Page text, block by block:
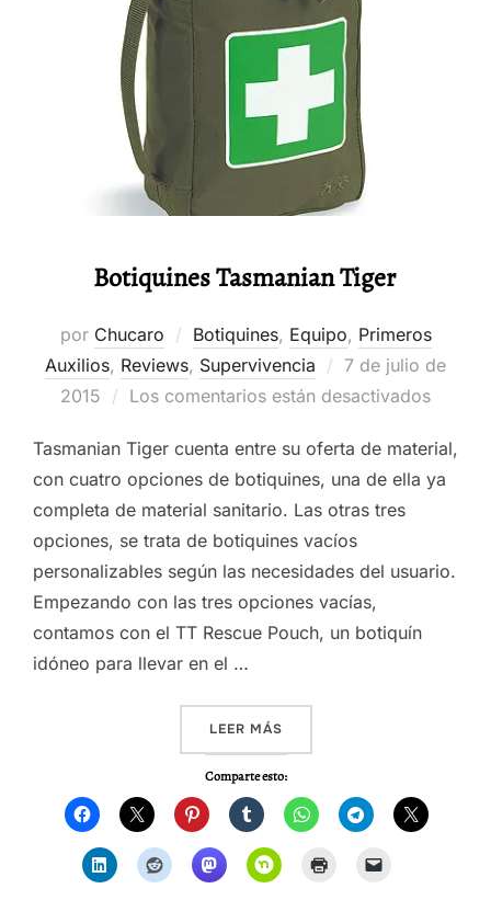
Botiquines Tasmanian Tiger
por Chucaro Botiquines, Equipo, Primeros
Auxilios, Reviews, Supervivencia
Publicado
el
7 de julio de
2015
Los comentarios están desactivados
Tasmanian Tiger cuenta entre su oferta de material,
con cuatro opciones de botiquines, una de ella ya
completa de material sanitario. Las otras tres
opciones, se trata de botiquines vacíos
personalizables según las necesidades del usuario.
Empezando con las tres opciones vacías,
contamos con el TT Rescue Pouch, un botiquín
idóneo para llevar en el …
LEER MÁS«BOTIQUINES TASMANIAN
Comparte esto: